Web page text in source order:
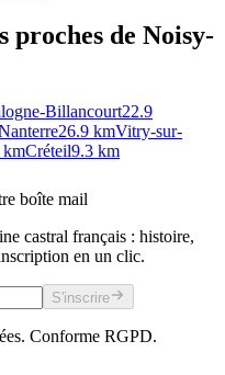
proches de Noisy-
Billancourt22.9
26.9 kmVitry-sur-
kmCréteil9.3 km
boîte mail
castral français : histoire,
en un clic.
S'inscrire
Conforme RGPD.